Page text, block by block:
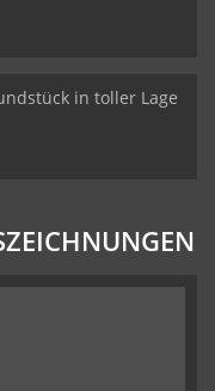
in toller Lage